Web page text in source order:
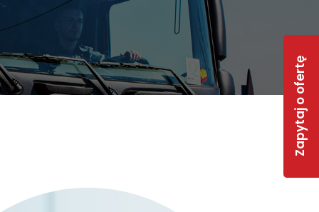
Zapytaj o ofertę
REGESTA S.A.
QUALITY TRANS KWIECIEŃ SP. Z O.O.
SOLAR-R
GESTY REGESTY